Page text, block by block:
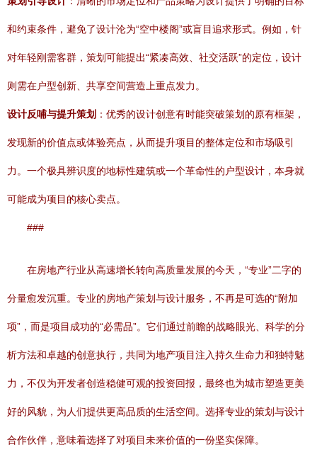
和约束条件，避免了设计沦为“空中楼阁”或盲目追求形式。例如，针
对年轻刚需客群，策划可能提出“紧凑高效、社交活跃”的定位，设计
则需在户型创新、共享空间营造上重点发力。
设计反哺与提升策划 ：优秀的设计创意有时能突破策划的原有框架，
发现新的价值点或体验亮点，从而提升项目的整体定位和市场吸引
力。一个极具辨识度的地标性建筑或一个革命性的户型设计，本身就
可能成为项目的核心卖点。
###
在房地产行业从高速增长转向高质量发展的今天，“专业”二字的
分量愈发沉重。专业的房地产策划与设计服务，不再是可选的“附加
项”，而是项目成功的“必需品”。它们通过前瞻的战略眼光、科学的分
析方法和卓越的创意执行，共同为地产项目注入持久生命力和独特魅
力，不仅为开发者创造稳健可观的投资回报，最终也为城市塑造更美
好的风貌，为人们提供更高品质的生活空间。选择专业的策划与设计
合作伙伴，意味着选择了对项目未来价值的一份坚实保障。